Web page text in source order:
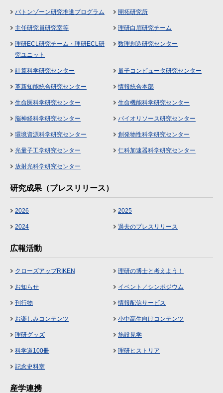
バトンゾーン研究推進プログラム 開拓研究所
主任研究員研究室等 理研白眉研究チーム
理研ECL研究チーム・理研ECL研
究ユニット
数理創造研究センター
計算科学研究センター 量子コンピュータ研究センター
革新知能統合研究センター 情報統合本部
生命医科学研究センター 生命機能科学研究センター
脳神経科学研究センター バイオリソース研究センター
環境資源科学研究センター 創発物性科学研究センター
光量子工学研究センター 仁科加速器科学研究センター
放射光科学研究センター
研究成果（プレスリリース）
2026 2025
2024 過去のプレスリリース
広報活動
クローズアップRIKEN 理研の博士と考えよう！
お知らせ イベント／シンポジウム
刊行物 情報配信サービス
お楽しみコンテンツ 小中高生向けコンテンツ
理研グッズ 施設見学
科学道100冊 理研ヒストリア
記念史料室
産学連携